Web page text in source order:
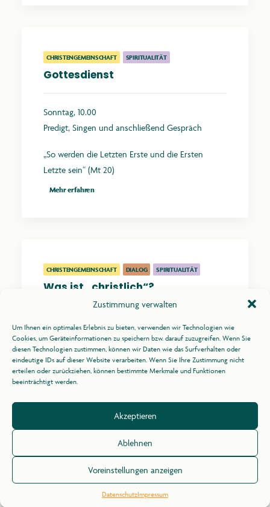
Zustimmung verwalten
Um Ihnen ein optimales Erlebnis zu bieten, verwenden wir Technologien wie
Cookies, um Geräteinformationen zu speichern bzw. darauf zuzugreifen. Wenn Sie
diesen Technologien zustimmen, können wir Daten wie das Surfverhalten oder
eindeutige IDs auf dieser Website verarbeiten. Wenn Sie Ihre Zustimmung nicht
erteilen oder zurückziehen, können bestimmte Merkmale und Funktionen
beeinträchtigt werden.
Akzeptieren
Ablehnen
Voreinstellungen anzeigen
DatenschutzImpressum
CHRISTENGEMEINSCHAFT SPIRITUALITÄT
Gottesdienst
Sonntag, 10.00
Predigt, Singen und anschließend Gespräch
„So werden die Letzten Erste und die Ersten
Letzte sein“ (Mt 20)
Mehr erfahren
CHRISTENGEMEINSCHAFT DIALOG SPIRITUALITÄT
Was ist „christlich“?
Sonntag, 14.00
Impulsbeitrag und Gespräch
Mehr erfahren
Zurück zum Programm